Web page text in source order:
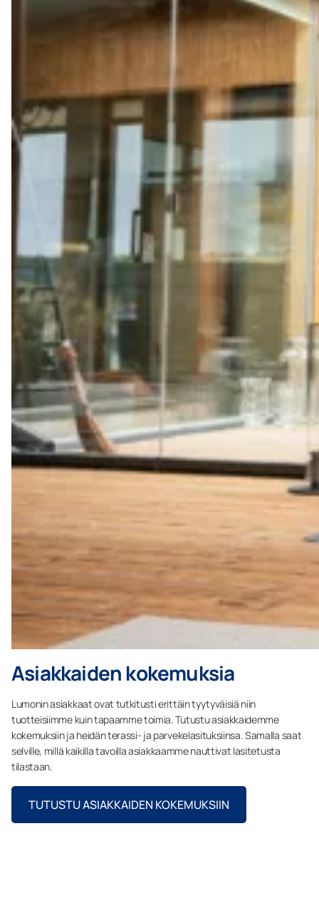
Asiakkaiden kokemuksia
Lumonin asiakkaat ovat tutkitusti erittäin tyytyväisiä niin
tuotteisiimme kuin tapaamme toimia. Tutustu asiakkaidemme
kokemuksiin ja heidän terassi- ja parvekelasituksiinsa. Samalla saat
selville, millä kaikilla tavoilla asiakkaamme nauttivat lasitetusta
tilastaan.
TUTUSTU ASIAKKAIDEN KOKEMUKSIIN